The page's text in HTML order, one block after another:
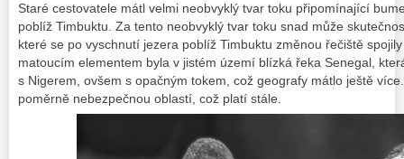
Staré cestovatele mátl velmi neobvyklý tvar toku připomínající
poblíž Timbuktu. Za tento neobvyklý tvar toku snad může
které se po vyschnutí jezera poblíž Timbuktu změnou řečiště
matoucím elementem byla v jistém území blízká řeka Senegal,
s Nigerem, ovšem s opačným tokem, což geografy mátlo ještě
poměrně nebezpečnou oblastí, což platí stále.